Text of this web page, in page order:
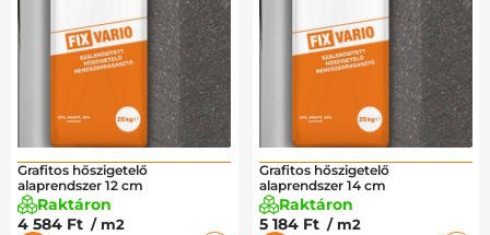
Grafitos hőszigetelő
alaprendszer 12 cm
Raktáron
4 584 Ft / m2
Grafitos hőszigetelő
alaprendszer 14 cm
Raktáron
5 184 Ft / m2